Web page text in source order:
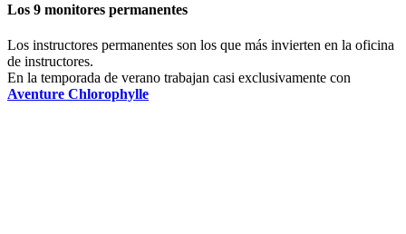
Los 9 monitores permanentes
Los instructores permanentes son los que más invierten en la oficina
de instructores.
En la temporada de verano trabajan casi exclusivamente con
Aventure Chlorophylle